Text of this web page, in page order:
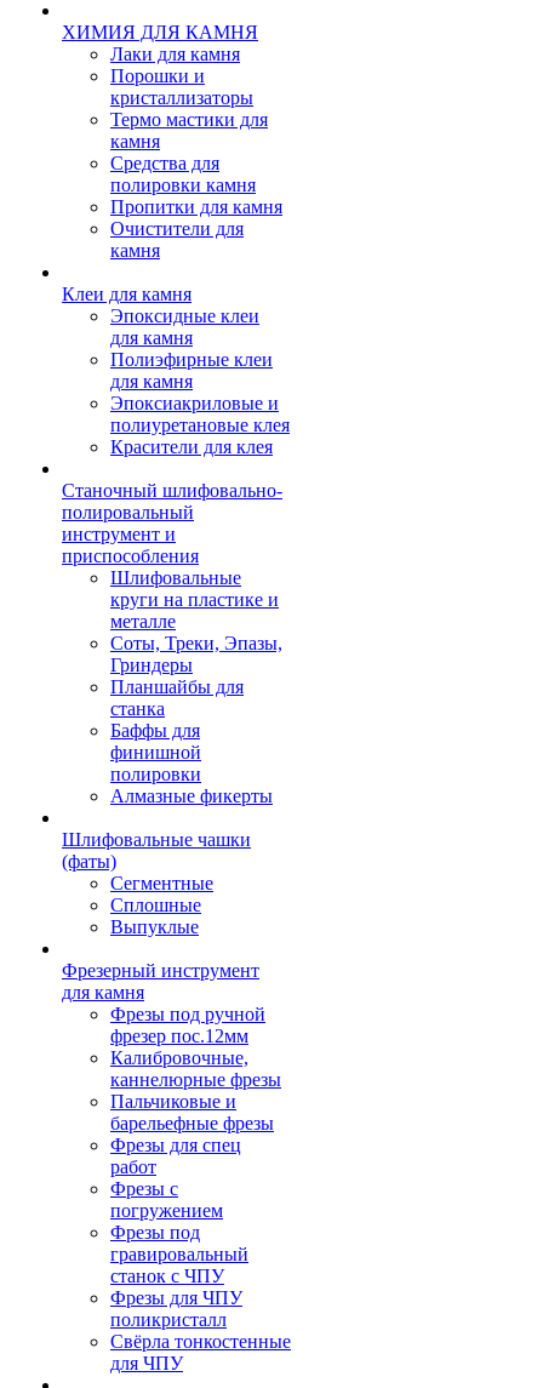
ХИМИЯ ДЛЯ КАМНЯ
Лаки для камня
Порошки и
кристаллизаторы
Термо мастики для
камня
Средства для
полировки камня
Пропитки для камня
Очистители для
камня
Клеи для камня
Эпоксидные клеи
для камня
Полиэфирные клеи
для камня
Эпоксиакриловые и
полиуретановые клея
Красители для клея
Станочный шлифовально-
полировальный
инструмент и
приспособления
Шлифовальные
круги на пластике и
металле
Соты, Треки, Эпазы,
Гриндеры
Планшайбы для
станка
Баффы для
финишной
полировки
Алмазные фикерты
Шлифовальные чашки
(фаты)
Сегментные
Сплошные
Выпуклые
Фрезерный инструмент
для камня
Фрезы под ручной
фрезер пос.12мм
Калибровочные,
каннелюрные фрезы
Пальчиковые и
барельефные фрезы
Фрезы для спец
работ
Фрезы с
погружением
Фрезы под
гравировальный
станок с ЧПУ
Фрезы для ЧПУ
поликристалл
Свёрла тонкостенные
для ЧПУ